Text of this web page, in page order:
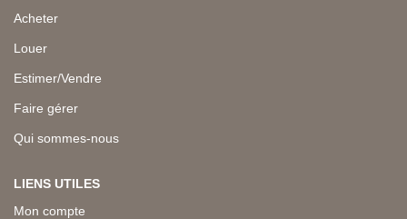
Acheter
Louer
Estimer/Vendre
Faire gérer
Qui sommes-nous
LIENS UTILES
Mon compte